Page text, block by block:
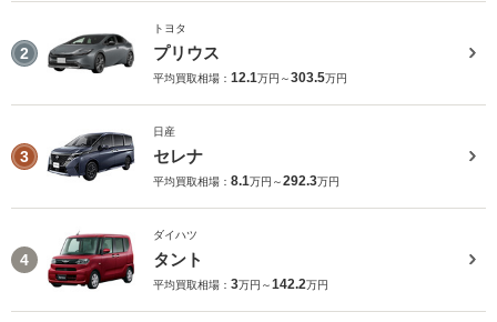
2
トヨタ
プリウス
平均買取相場： 12.1万円～303.5万円
3
日産
セレナ
平均買取相場： 8.1万円～292.3万円
4
ダイハツ
タント
平均買取相場： 3万円～142.2万円